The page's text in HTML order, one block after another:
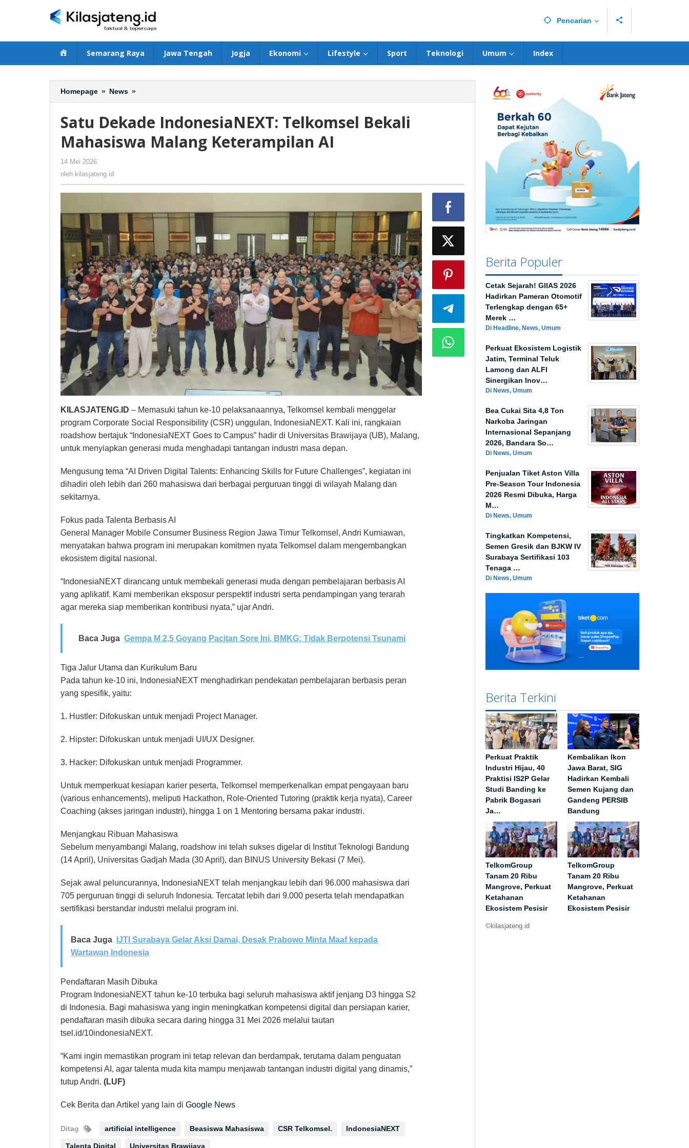
Pencarian
BerandaSemarang Raya Jawa Tengah Jogja Ekonomi Lifestyle Sport Teknologi Umum Index
Homepage » News »
Dekade
Telkomsel
Mahasiswa
Satu Dekade IndonesiaNEXT: Telkomsel Bekali
Mahasiswa Malang Keterampilan AI
14 Mei 2026
kilasjateng.id
oleh kilasjateng.id
KILASJATENG.ID – Memasuki tahun ke-10 pelaksanaannya, Telkomsel kembali menggelar
program Corporate Social Responsibility (CSR) unggulan, IndonesiaNEXT. Kali ini, rangkaian
roadshow bertajuk “IndonesiaNEXT Goes to Campus” hadir di Universitas Brawijaya (UB), Malang,
untuk menyiapkan generasi muda menghadapi tantangan industri masa depan.
Mengusung tema “AI Driven Digital Talents: Enhancing Skills for Future Challenges”, kegiatan ini
dihadiri oleh lebih dari 260 mahasiswa dari berbagai perguruan tinggi di wilayah Malang dan
sekitarnya.
Fokus pada Talenta Berbasis AI
General Manager Mobile Consumer Business Region Jawa Timur Telkomsel, Andri Kurniawan,
menyatakan bahwa program ini merupakan komitmen nyata Telkomsel dalam mengembangkan
ekosistem digital nasional.
“IndonesiaNEXT dirancang untuk membekali generasi muda dengan pembelajaran berbasis AI
yang aplikatif. Kami memberikan eksposur perspektif industri serta pendampingan yang terarah
agar mereka siap memberikan kontribusi nyata,” ujar Andri.
Baca Juga Gempa M 2,5 Goyang Pacitan Sore Ini, BMKG: Tidak Berpotensi Tsunami
Tiga Jalur Utama dan Kurikulum Baru
Pada tahun ke-10 ini, IndonesiaNEXT menghadirkan pendekatan pembelajaran berbasis peran
yang spesifik, yaitu:
1. Hustler: Difokuskan untuk menjadi Project Manager.
2. Hipster: Difokuskan untuk menjadi UI/UX Designer.
3. Hacker: Difokuskan untuk menjadi Programmer.
Untuk memperkuat kesiapan karier peserta, Telkomsel memperkenalkan empat pengayaan baru
(various enhancements), meliputi Hackathon, Role-Oriented Tutoring (praktik kerja nyata), Career
Coaching (akses jaringan industri), hingga 1 on 1 Mentoring bersama pakar industri.
Menjangkau Ribuan Mahasiswa
Sebelum menyambangi Malang, roadshow ini telah sukses digelar di Institut Teknologi Bandung
(14 April), Universitas Gadjah Mada (30 April), dan BINUS University Bekasi (7 Mei).
Sejak awal peluncurannya, IndonesiaNEXT telah menjangkau lebih dari 96.000 mahasiswa dari
705 perguruan tinggi di seluruh Indonesia. Tercatat lebih dari 9.000 peserta telah mendapatkan
sertifikasi berstandar industri melalui program ini.
Baca Juga
IJTI Surabaya Gelar Aksi Damai, Desak Prabowo Minta Maaf kepada
Wartawan Indonesia
Pendaftaran Masih Dibuka
Program IndonesiaNEXT tahun ke-10 terbuka bagi seluruh mahasiswa aktif jenjang D3 hingga S2
di Indonesia. Bagi mahasiswa yang ingin meningkatkan kompetensi digital dan persiapan karier,
pendaftaran masih dibuka secara daring hingga 31 Mei 2026 melalui tautan
tsel.id/10indonesiaNEXT.
“Kami ingin memastikan program ini tetap relevan dan berdampak, terutama dalam penguatan
kompetensi AI, agar talenta muda kita mampu menjawab tantangan industri digital yang dinamis,”
tutup Andri. (LUF)
Cek Berita dan Artikel yang lain di Google News
Ditag artificial intelligence Beasiswa Mahasiswa CSR Telkomsel. IndonesiaNEXT
Talenta Digital Universitas Brawijaya
Berita Populer
Cetak Sejarah! GIIAS 2026
Hadirkan Pameran Otomotif
Terlengkap dengan 65+
Merek …
Di Headline, News, Umum
Perkuat Ekosistem Logistik
Jatim, Terminal Teluk
Lamong dan ALFI
Sinergikan Inov…
Di News, Umum
Bea Cukai Sita 4,8 Ton
Narkoba Jaringan
Internasional Sepanjang
2026, Bandara So…
Di News, Umum
Penjualan Tiket Aston Villa
Pre-Season Tour Indonesia
2026 Resmi Dibuka, Harga
M…
Di News, Umum
Tingkatkan Kompetensi,
Semen Gresik dan BJKW IV
Surabaya Sertifikasi 103
Tenaga …
Di News, Umum
Berita Terkini
Perkuat Praktik
Industri Hijau, 40
Praktisi IS2P Gelar
Studi Banding ke
Pabrik Bogasari
Ja…
Kembalikan Ikon
Jawa Barat, SIG
Hadirkan Kembali
Semen Kujang dan
Gandeng PERSIB
Bandung
TelkomGroup
Tanam 20 Ribu
Mangrove, Perkuat
Ketahanan
Ekosistem Pesisir
TelkomGroup
Tanam 20 Ribu
Mangrove, Perkuat
Ketahanan
Ekosistem Pesisir
©kilasjateng.id